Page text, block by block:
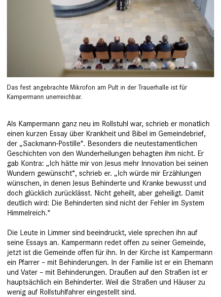
Das fest angebrachte Mikrofon am Pult in der Trauerhalle ist für
Kampermann unerreichbar.
Als Kampermann ganz neu im Rollstuhl war, schrieb er monatlich
einen kurzen Essay über Krankheit und Bibel im Gemeindebrief,
der „Sackmann-Postille“. Besonders die neutestamentlichen
Geschichten von den Wunderheilungen behagten ihm nicht. Er
gab Kontra: „Ich hätte mir von Jesus mehr Innovation bei seinen
Wundern gewünscht“, schrieb er. „Ich würde mir Erzählungen
wünschen, in ­denen Jesus Behinderte und Kranke bewusst und
doch glücklich zurücklässt. Nicht geheilt, aber geheiligt. Damit
deutlich wird: Die Behinderten sind nicht der Fehler im System
Himmelreich.“
Die Leute in Limmer sind beeindruckt, viele sprechen ihn auf
seine Essays an. Kampermann redet offen zu seiner Gemeinde,
jetzt ist die Gemeinde offen für ihn. In der Kirche ist Kampermann
ein Pfarrer – mit Behinderungen. In der Fami­lie ist er ein Ehemann
und Vater – mit Behinderungen. Draußen auf den Straßen ist er
hauptsächlich ein Behinderter. Weil die Straßen und Häuser zu
wenig auf Rollstuhlfahrer eingestellt sind.